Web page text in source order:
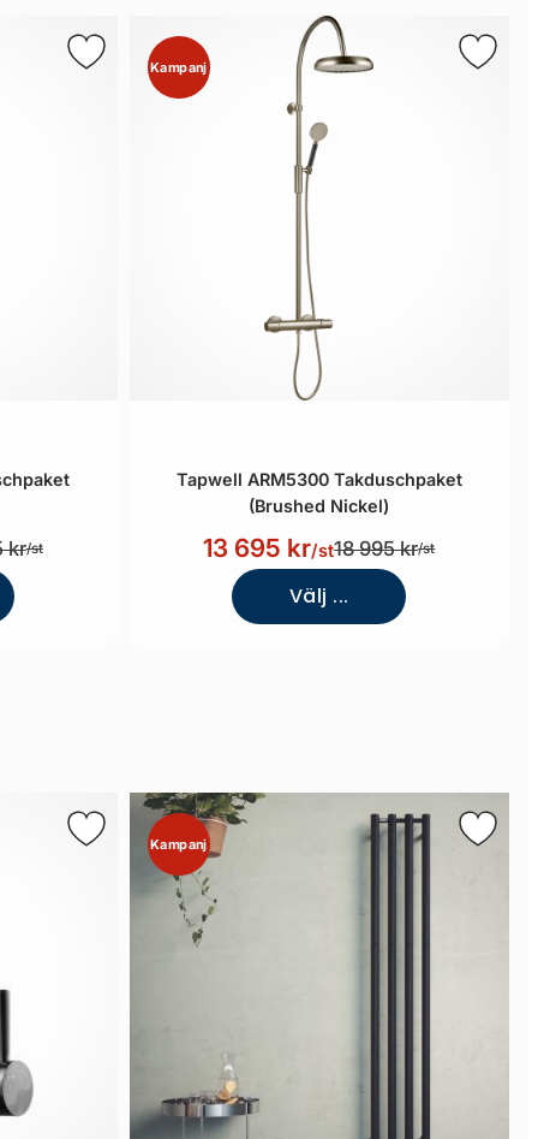
kr/st
Kampanj
Tapwell ARM5300 Takduschpaket
(Brushed Nickel)
13 695 kr/st18 995 kr/st
Välj ...
Kampanj